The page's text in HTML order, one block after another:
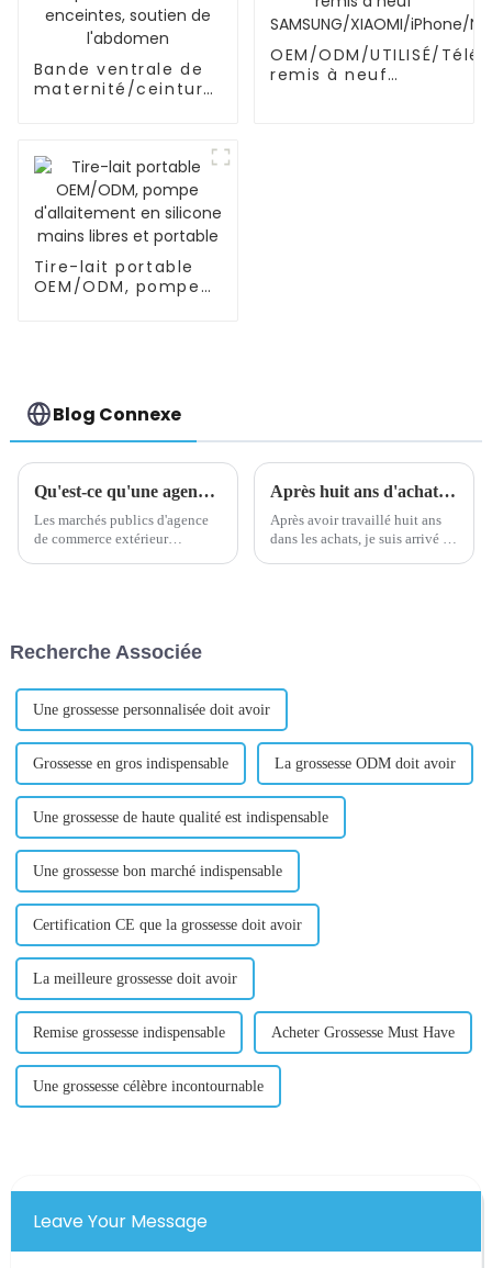
Bande ventrale de
maternité/ceinture
OEM/ODM/UTILISÉ/
remis à neuf
Tire-lait portable
OEM/ODM, pompe
Blog Connexe
Qu'est-ce qu'une agence d'achat de commerce extérieur
Les marchés publics d'agence
de commerce extérieur
international l'achat des
Après huit ans d'achat, je suis arrivé à une conclusion très importante
Après avoir travaillé huit ans
dans les achats, je suis arrivé à
Recherche Associée
Une grossesse personnalisée doit avoir
Grossesse en gros indispensable La grossesse ODM doit avoir
Une grossesse de haute qualité est indispensable
Une grossesse bon marché indispensable
Certification CE que la grossesse doit avoir
La meilleure grossesse doit avoir
Remise grossesse indispensable Acheter Grossesse Must Have
Une grossesse célèbre incontournable
Leave Your Message